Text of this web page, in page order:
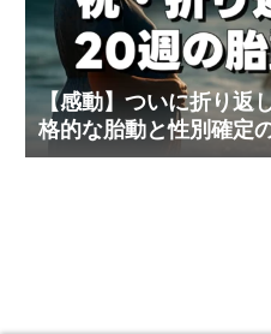
【感動】ついに折り返
格的な胎動と性別確定